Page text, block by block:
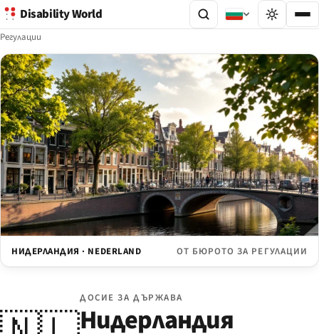
Disability World
Регулации
НИДЕРЛАНДИЯ · NEDERLAND ОТ БЮРОТО ЗА РЕГУЛАЦИИ
ДОСИЕ ЗА ДЪРЖАВА
Нидерландия